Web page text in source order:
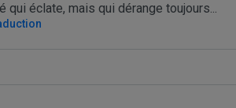
qui éclate, mais qui dérange toujours...